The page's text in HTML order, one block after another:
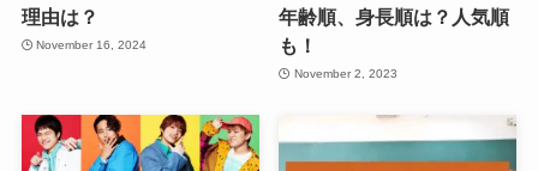
理由は？
November 16, 2024
年齢順、身長順は？人気順
も！
November 2, 2023